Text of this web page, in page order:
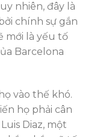
nhiên, đây là
chính sự gắn
mới là yếu tố
Barcelona
vào thế khó.
họ phải cân
Diaz, một